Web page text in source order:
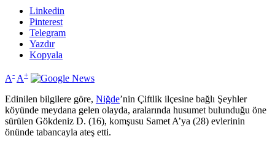
Linkedin
Pinterest
Telegram
Yazdır
Kopyala
A- A+
Edinilen bilgilere göre, Niğde’nin Çiftlik ilçesine bağlı Şeyhler
köyünde meydana gelen olayda, aralarında husumet bulunduğu öne
sürülen Gökdeniz D. (16), komşusu Samet A’ya (28) evlerinin
önünde tabancayla ateş etti.